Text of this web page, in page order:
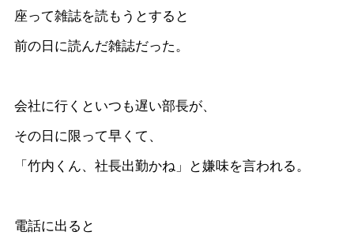
座って雑誌を読もうとすると
前の日に読んだ雑誌だった。
会社に行くといつも遅い部長が、
その日に限って早くて、
「竹内くん、社長出勤かね」と嫌味を言われる。
電話に出ると